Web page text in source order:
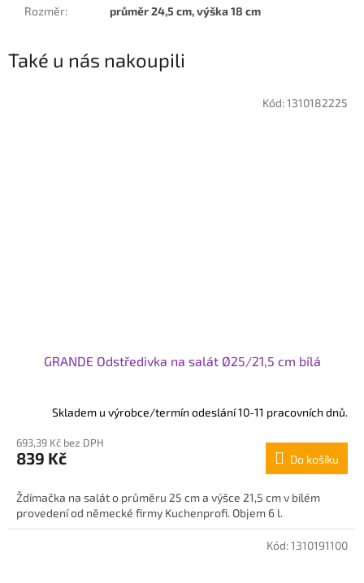
Rozměr: průměr 24,5 cm, výška 18 cm
Také u nás nakoupili
GRANDE Odstředivka na salát Ø25/21,5 cm bílá
Skladem u výrobce/termín odeslání 10-11 pracovních dnů.
693,39 Kč bez DPH
839 Kč Do košíku
Ždímačka na salát o průměru 25 cm a výšce 21,5 cm v bílém
provedení od německé firmy Kuchenprofi. Objem 6 l.
Kód:1310182225
Kód:1310191100